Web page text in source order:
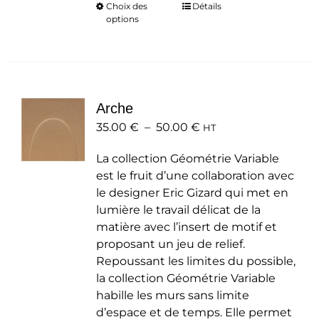
Choix des
options
Ce
peuvent
choisies
sur
la
page
du
produit
Détails
Arche
35.00 € – 50.00 €Plage
prix :
35.00 €
à
50.00 €
HT
La collection Géométrie Variable
est le fruit d’une collaboration avec
le designer Eric Gizard qui met en
lumière le travail délicat de la
matière avec l’insert de motif et
proposant un jeu de relief.
Repoussant les limites du possible,
la collection Géométrie Variable
habille les murs sans limite
d’espace et de temps. Elle permet